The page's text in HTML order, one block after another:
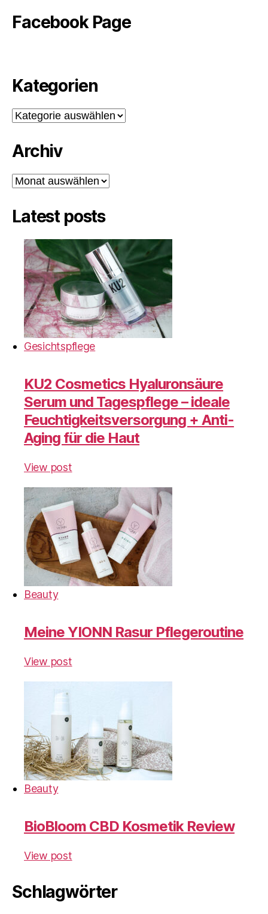
Facebook Page
Kategorien
Kategorien
Archiv
Archiv
Latest posts
Gesichtspflege
KU2 Cosmetics Hyaluronsäure
Serum und Tagespflege – ideale
Feuchtigkeitsversorgung + Anti-
Aging für die Haut
View post
Beauty
Meine YIONN Rasur Pflegeroutine
View post
Beauty
BioBloom CBD Kosmetik Review
View post
Schlagwörter